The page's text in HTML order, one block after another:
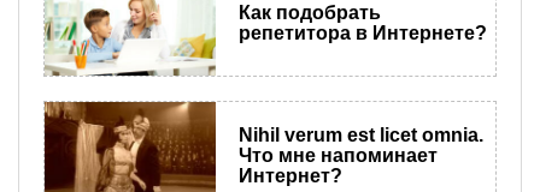
Как подобрать
репетитора в Интернете?
​Nihil verum est licet omnia.
Что мне напоминает
Интернет?